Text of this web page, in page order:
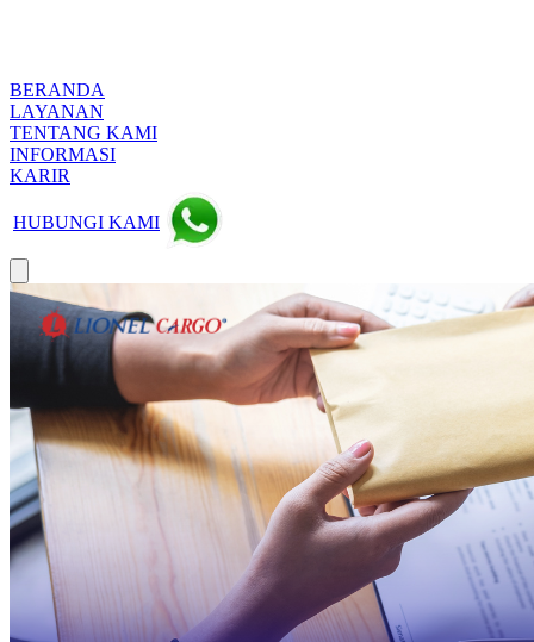
BERANDA
LAYANAN
TENTANG KAMI
INFORMASI
KARIR
HUBUNGI KAMI